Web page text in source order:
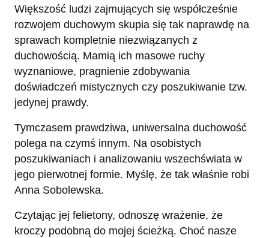
Większość ludzi zajmujących się współcześnie
rozwojem duchowym skupia się tak naprawdę na
sprawach kompletnie niezwiązanych z
duchowością. Mamią ich masowe ruchy
wyznaniowe, pragnienie zdobywania
doświadczeń mistycznych czy poszukiwanie tzw.
jedynej prawdy.
Tymczasem prawdziwa, uniwersalna duchowość
polega na czymś innym. Na osobistych
poszukiwaniach i analizowaniu wszechświata w
jego pierwotnej formie. Myślę, że tak właśnie robi
Anna Sobolewska.
Czytając jej felietony, odnoszę wrażenie, że
kroczy podobną do mojej ścieżką. Choć nasze